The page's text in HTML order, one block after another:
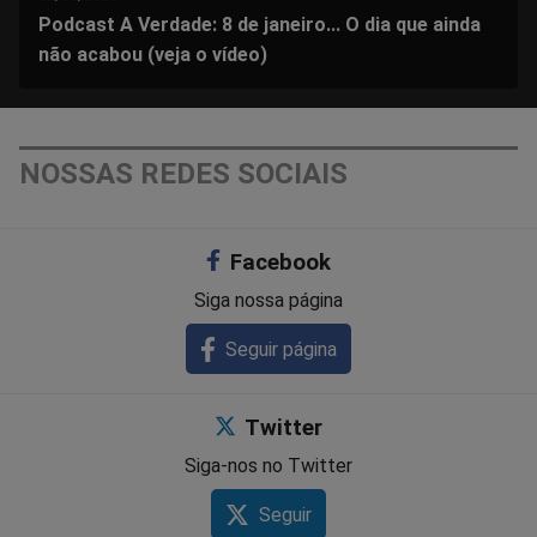
Podcast A Verdade: 8 de janeiro... O dia que ainda
não acabou (veja o vídeo)
NOSSAS REDES SOCIAIS
Facebook
Siga nossa página
Seguir página
Twitter
Siga-nos no Twitter
Seguir